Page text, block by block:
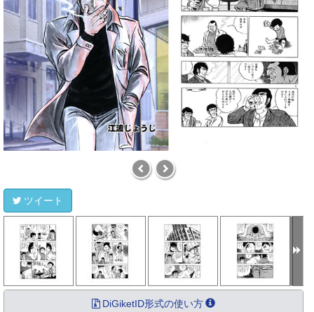
ツイート
DiGiketID形式の使い方